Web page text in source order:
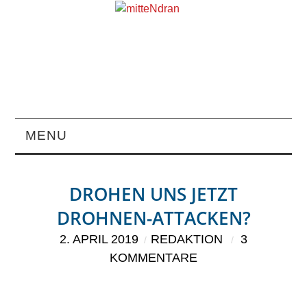
MENU
MAGAZIN
ÜBER UNS
DROHEN UNS JETZT
DROHNEN-ATTACKEN?
2. APRIL 2019 REDAKTION
3
KOMMENTARE